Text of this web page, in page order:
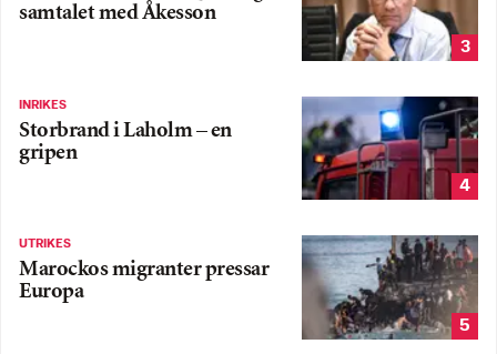
samtalet med Åkesson
3
INRIKES
Storbrand i Laholm – en
gripen
4
UTRIKES
Marockos migranter pressar
Europa
5